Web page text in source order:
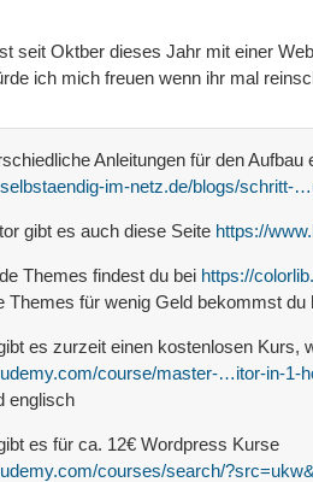
seit Oktber dieses Jahr mit einer
ich mich freuen wenn ihr mal
Anleitungen für den
im-netz.de/blogs/schritt-
gibt es auch diese Seite https://
Themes findest du bei https://
Themes für wenig Geld bekommst du
es zurzeit einen kostenlosen Kurs,
course/master-…itor-in-1-
englisch
es für ca. 12€ Wordpress Kurse
courses/search/